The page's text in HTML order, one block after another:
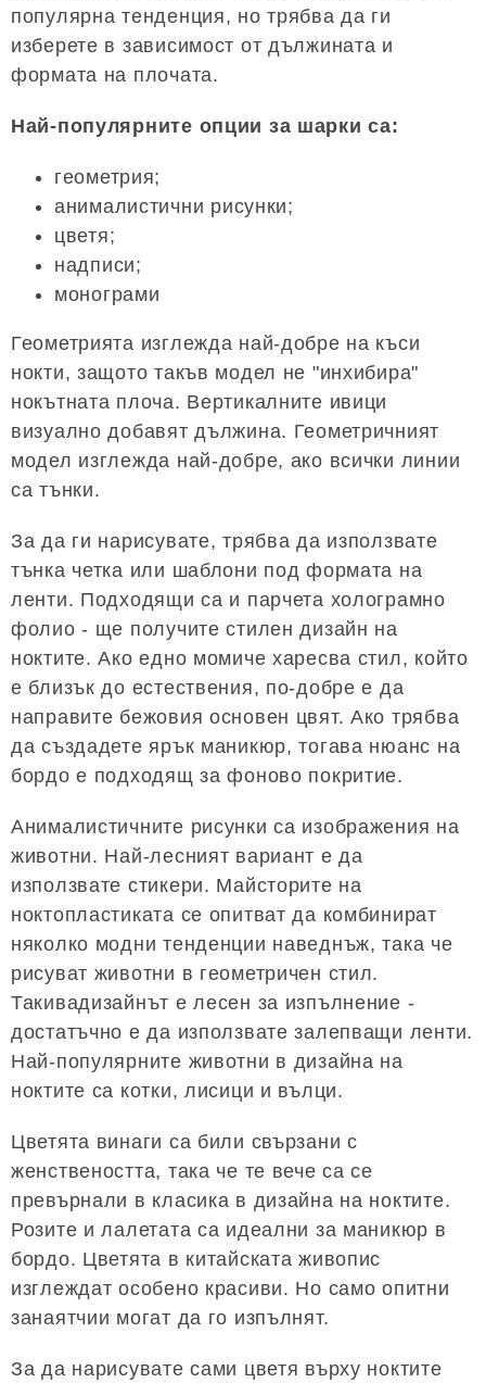
популярна тенденция, но трябва да ги
изберете в зависимост от дължината и
формата на плочата.
Най-популярните опции за шарки са:
геометрия;
анималистични рисунки;
цветя;
надписи;
монограми
Геометрията изглежда най-добре на къси
нокти, защото такъв модел не "инхибира"
нокътната плоча. Вертикалните ивици
визуално добавят дължина. Геометричният
модел изглежда най-добре, ако всички линии
са тънки.
За да ги нарисувате, трябва да използвате
тънка четка или шаблони под формата на
ленти. Подходящи са и парчета холограмно
фолио - ще получите стилен дизайн на
ноктите. Ако едно момиче харесва стил, който
е близък до естествения, по-добре е да
направите бежовия основен цвят. Ако трябва
да създадете ярък маникюр, тогава нюанс на
бордо е подходящ за фоново покритие.
Анималистичните рисунки са изображения на
животни. Най-лесният вариант е да
използвате стикери. Майсторите на
ноктопластиката се опитват да комбинират
няколко модни тенденции наведнъж, така че
рисуват животни в геометричен стил.
Такивадизайнът е лесен за изпълнение -
достатъчно е да използвате залепващи ленти.
Най-популярните животни в дизайна на
ноктите са котки, лисици и вълци.
Цветята винаги са били свързани с
женствеността, така че те вече са се
превърнали в класика в дизайна на ноктите.
Розите и лалетата са идеални за маникюр в
бордо. Цветята в китайската живопис
изглеждат особено красиви. Но само опитни
занаятчии могат да го изпълнят.
За да нарисувате сами цветя върху ноктите